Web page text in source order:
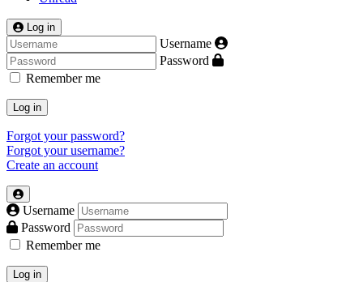
Log in
Username
Password
Remember me
Log in
Forgot your password?
Forgot your username?
Create an account
Username
Password
Remember me
Log in